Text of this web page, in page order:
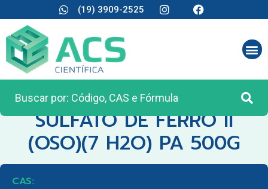
(19) 3909-2525
CATEGORIA:REAGENTES ANALÍTICOS
SULFATO DE FERRO II
(OSO)(7 H2O) PA 500G
CAS: